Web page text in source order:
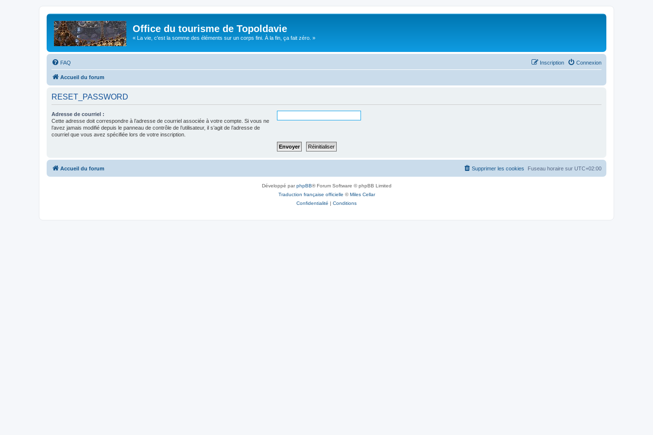
Office du tourisme de Topoldavie
« La vie, c'est la somme des éléments sur un corps fini. À la fin, ça fait zéro. »
FAQ Connexion
Inscription
Accueil du forum
RESET_PASSWORD
Adresse de courriel :
Cette adresse doit correspondre à l’adresse de courriel associée à votre compte. Si vous ne
l’avez jamais modifié depuis le panneau de contrôle de l’utilisateur, il s’agit de l’adresse de
courriel que vous avez spécifiée lors de votre inscription.
Accueil du forum Fuseau horaire sur UTC+02:00
Supprimer les cookies
Développé parphpBB® Forum Software © phpBB Limited
Traduction française officielle ©Miles Cellar
Confidentialité | Conditions